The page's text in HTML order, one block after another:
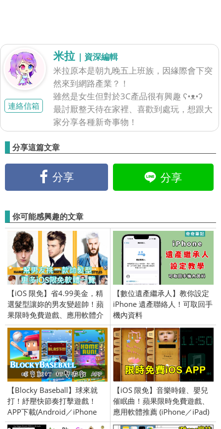
連絡信箱
米拉 | 資深編輯
米拉原本是朝九晚五上班族，因緣際會下突
然來到網路產業？！
雖然是女生但對於3C產品很有興趣 ʕ•ᴥ•ʔ
最討厭整天待在家裡、喜歡到處玩，想跟大
家分享各種新奇事物！
分享這篇文章
分享 分享
你可能感興趣的文章
【iOS 限免】省4.99美金，精
選髮型讓妳的男友變超帥！蘋
果限時免費遊戲、應用軟體介
紹 (iPhone／iPad)
2015/12/30
【數位遺產繼承人】教你設定
iPhone 遺產聯絡人！可取回手
機內資料
【Blocky Baseball】球來就
打！紓壓快節奏打擊遊戲！
APP下載(Android／iPhone
iOS)
【iOS 限免】音樂時鐘、嬰兒
催眠曲！蘋果限時免費遊戲、
應用軟體推薦 (iPhone／iPad)
2018/08/20